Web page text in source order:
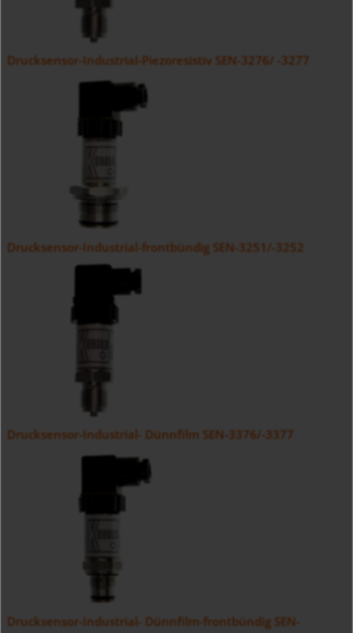
Drucksensor-Industrial-Piezoresistiv SEN-3276/ -3277
Drucksensor-Industrial-frontbündig SEN-3251/-3252
Drucksensor-Industrial- Dünnfilm SEN-3376/-3377
Drucksensor-Industrial- Dünnfilm-frontbündig SEN-